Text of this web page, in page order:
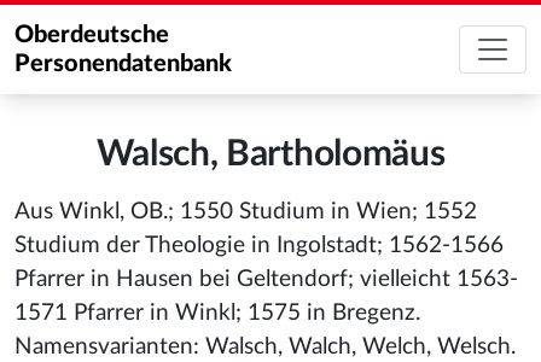
Oberdeutsche
Personendatenbank
Walsch, Bartholomäus
Aus Winkl, OB.; 1550 Studium in Wien; 1552
Studium der Theologie in Ingolstadt; 1562-1566
Pfarrer in Hausen bei Geltendorf; vielleicht 1563-
1571 Pfarrer in Winkl; 1575 in Bregenz.
Namensvarianten: Walsch, Walch, Welch, Welsch.